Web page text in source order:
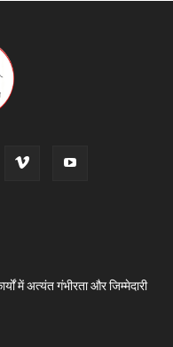
में अत्यंत गंभीरता और जिम्मेदारी